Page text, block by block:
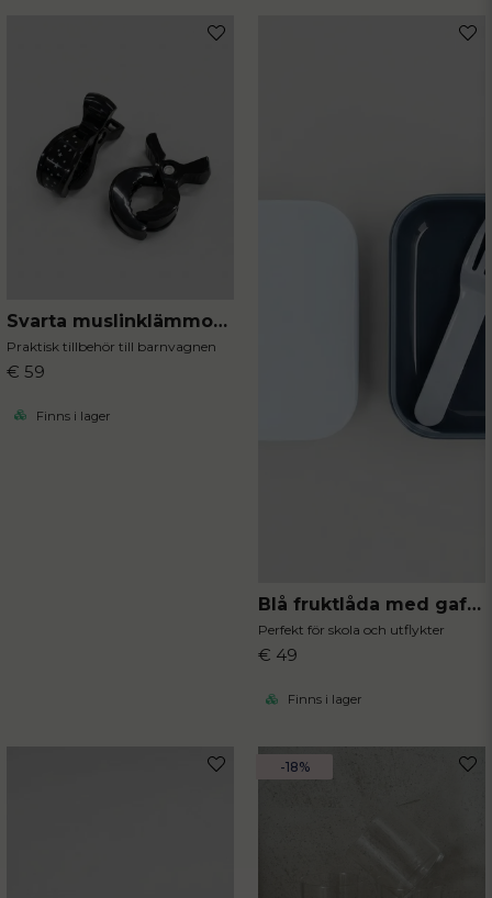
Svarta muslinklämmor 2-pack
Praktisk tillbehör till barnvagnen
€ 59
Finns i lager
Blå fruktlåda med gaffel
Perfekt för skola och utflykter
€ 49
Finns i lager
-18%